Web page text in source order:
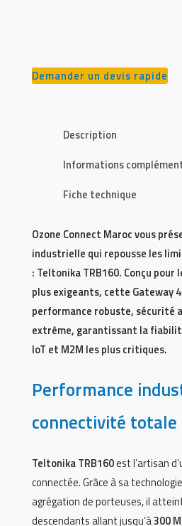
Demander un devis rapide
Description
Informations
Fiche technique
Ozone Connect Maroc vous
industrielle qui repousse les
: Teltonika TRB160. Conçu
plus exigeants, cette Gateway
performance robuste, sécurité
extrême, garantissant la
IoT et M2M les plus critiques.
Performance
connectivité totale
Teltonika TRB160est l’artisan
connectée. Grâce à sa
agrégation de porteuses, il
descendants allant jusqu’à300